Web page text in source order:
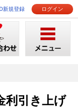
新規登録 ログイン
利引き上げ